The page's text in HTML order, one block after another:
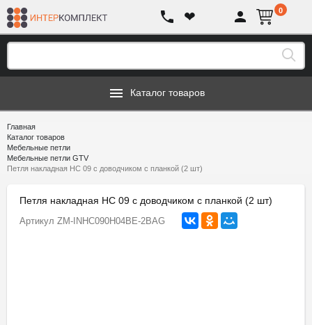
❤ 0
Каталог товаров
Главная
Каталог товаров
Мебельные петли
Мебельные петли GTV
Петля накладная HC 09 с доводчиком с планкой (2 шт)
Петля накладная HC 09 с доводчиком с планкой (2 шт)
Артикул ZM-INHC090H04BE-2BAG